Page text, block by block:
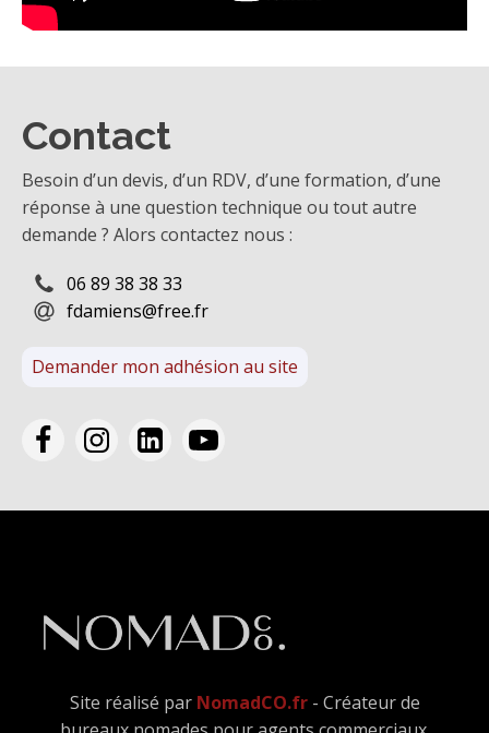
Contact
Besoin d’un devis, d’un RDV, d’une formation, d’une
réponse à une question technique ou tout autre
demande ? Alors contactez nous :
06 89 38 38 33
fdamiens@free.fr
Demander mon adhésion au site
Site réalisé par NomadCO.fr - Créateur de